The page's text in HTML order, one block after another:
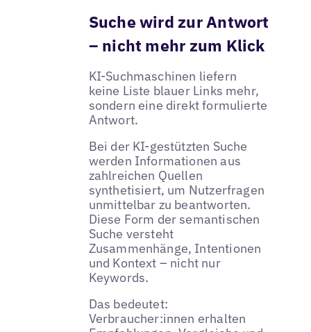
Suche wird zur Antwort
– nicht mehr zum Klick
KI-Suchmaschinen liefern
keine Liste blauer Links mehr,
sondern eine direkt formulierte
Antwort.
Bei der KI-gestützten Suche
werden Informationen aus
zahlreichen Quellen
synthetisiert, um Nutzerfragen
unmittelbar zu beantworten.
Diese Form der semantischen
Suche versteht
Zusammenhänge, Intentionen
und Kontext – nicht nur
Keywords.
Das bedeutet:
Verbraucher:innen erhalten